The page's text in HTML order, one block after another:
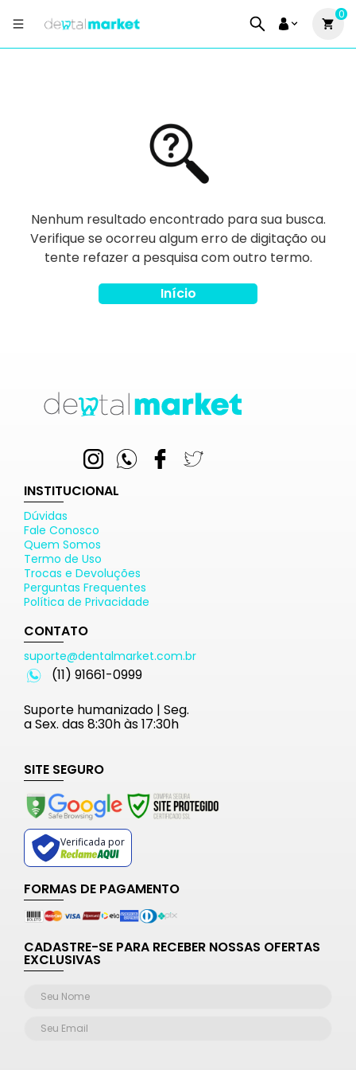
0
Nenhum resultado encontrado para sua busca.
Verifique se ocorreu algum erro de digitação ou
tente refazer a pesquisa com outro termo.
Início
INSTITUCIONAL
Dúvidas
Fale Conosco
Quem Somos
Termo de Uso
Trocas e Devoluções
Perguntas Frequentes
Política de Privacidade
CONTATO
suporte@dentalmarket.com.br
(11) 91661-0999
Suporte humanizado | Seg.
a Sex. das 8:30h às 17:30h
SITE SEGURO
Verificada por
FORMAS DE PAGAMENTO
CADASTRE-SE PARA RECEBER NOSSAS OFERTAS
EXCLUSIVAS